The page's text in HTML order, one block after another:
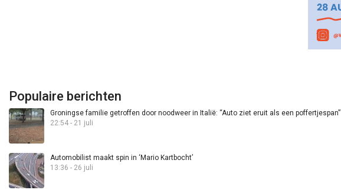
Populaire berichten
Groningse familie getroffen door noodweer in Italië: “Auto ziet eruit als een poffertjespan”
22:54 - 21 juli
Automobilist maakt spin in ‘Mario Kartbocht’
13:36 - 26 juli